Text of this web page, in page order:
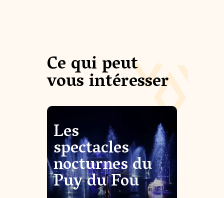
Ce qui peut
vous intéresser
Les
spectacles
nocturnes du
Puy du Fou